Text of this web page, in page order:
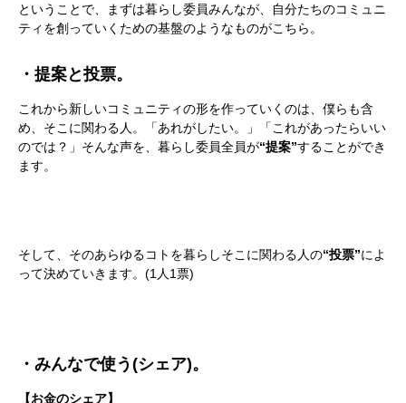
メンバー図鑑
寄り合い
ということで、まずは暮らし委員みんなが、自分たちのコミュニ
ティを創っていくための基盤のようなものがこちら。
・提案と投票。
これから新しいコミュニティの形を作っていくのは、僕らも含
め、そこに関わる人。「あれがしたい。」「これがあったらいい
のでは？」そんな声を、暮らし委員全員が“提案”することができ
ます。
そして、そのあらゆるコトを暮らしそこに関わる人の“投票”によ
って決めていきます。(1人1票)
・みんなで使う(シェア)。
【お金のシェア】